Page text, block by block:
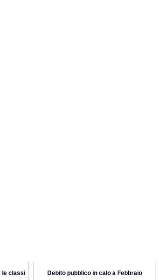
le classi
Debito pubblico in calo a Febbraio